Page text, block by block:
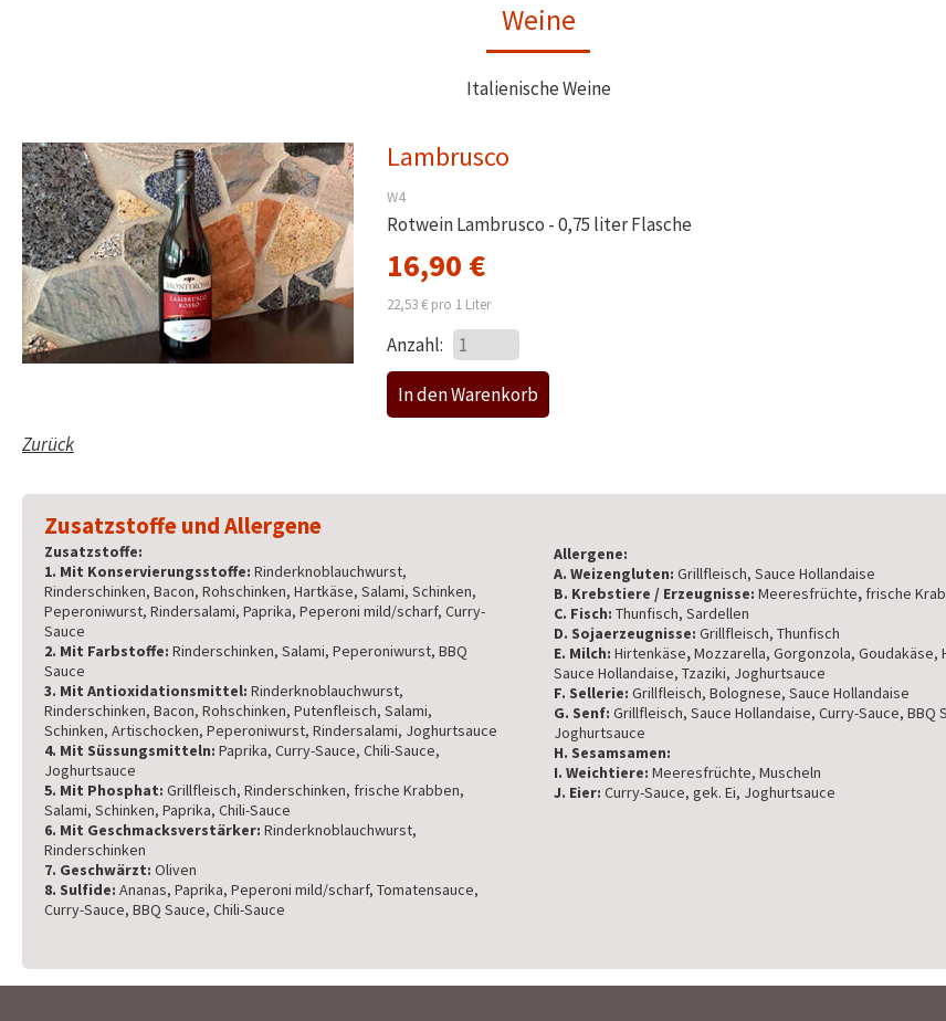
Weine
Italienische Weine
Lambrusco
W4
Rotwein Lambrusco - 0,75 liter Flasche
16,90 €
22,53€ pro 1 Liter
Anzahl:
Zurück
Zusatzstoffe und Allergene
Zusatzstoffe:
1. Mit Konservierungsstoffe: Rinderknoblauchwurst,
Rinderschinken, Bacon, Rohschinken, Hartkäse, Salami, Schinken,
Peperoniwurst, Rindersalami, Paprika, Peperoni mild/scharf, Curry-
Sauce
2. Mit Farbstoffe: Rinderschinken, Salami, Peperoniwurst, BBQ
Sauce
3. Mit Antioxidationsmittel: Rinderknoblauchwurst,
Rinderschinken, Bacon, Rohschinken, Putenfleisch, Salami,
Schinken, Artischocken, Peperoniwurst, Rindersalami, Joghurtsauce
4. Mit Süssungsmitteln: Paprika, Curry-Sauce, Chili-Sauce,
Joghurtsauce
5. Mit Phosphat: Grillfleisch, Rinderschinken, frische Krabben,
Salami, Schinken, Paprika, Chili-Sauce
6. Mit Geschmacksverstärker: Rinderknoblauchwurst,
Rinderschinken
7. Geschwärzt: Oliven
8. Sulfide: Ananas, Paprika, Peperoni mild/scharf, Tomatensauce,
Curry-Sauce, BBQ Sauce, Chili-Sauce
Allergene:
A. Weizengluten: Grillfleisch, Sauce Hollandaise
B. Krebstiere / Erzeugnisse: Meeresfrüchte,frische
C. Fisch: Thunfisch, Sardellen
D. Sojaerzeugnisse: Grillfleisch, Thunfisch
E. Milch: Hirtenkäse,Mozzarella, Gorgonzola, Goudakäse,
Sauce Hollandaise, Tzaziki, Joghurtsauce
F. Sellerie: Grillfleisch, Bolognese, Sauce Hollandaise
G. Senf: Grillfleisch, Sauce Hollandaise, Curry-Sauce, BBQ
Joghurtsauce
H. Sesamsamen:
I. Weichtiere: Meeresfrüchte, Muscheln
J. Eier: Curry-Sauce, gek. Ei, Joghurtsauce